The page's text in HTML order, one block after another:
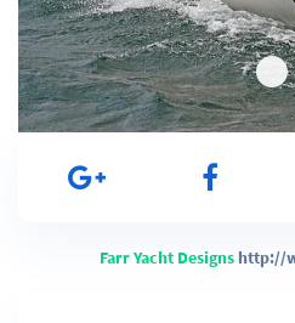
Farr Yacht Designs http://